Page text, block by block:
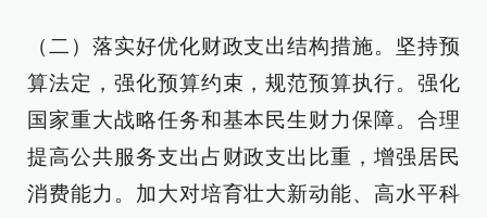
（二）落实好优化财政支出结构措施。坚持预
算法定，强化预算约束，规范预算执行。强化
国家重大战略任务和基本民生财力保障。合理
提高公共服务支出占财政支出比重，增强居民
消费能力。加大对培育壮大新动能、高水平科